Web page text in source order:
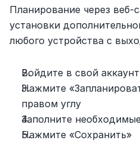
Планирование через веб-
установки
любого устройства с
Войдите в свой
Нажмите
правом углу
Заполните
Нажмите «Сохранить»